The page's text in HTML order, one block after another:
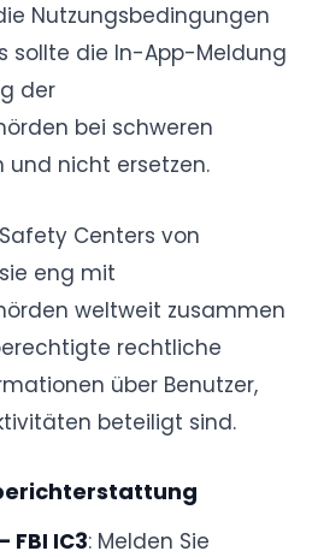
Nutzungsbedingungen
sollte die In-App-Meldung
der
bei schweren
nicht ersetzen.
Centers von
eng mit
weltweit zusammen
rechtliche
über Benutzer,
beteiligt sind.
FBI IC3: Melden Sie